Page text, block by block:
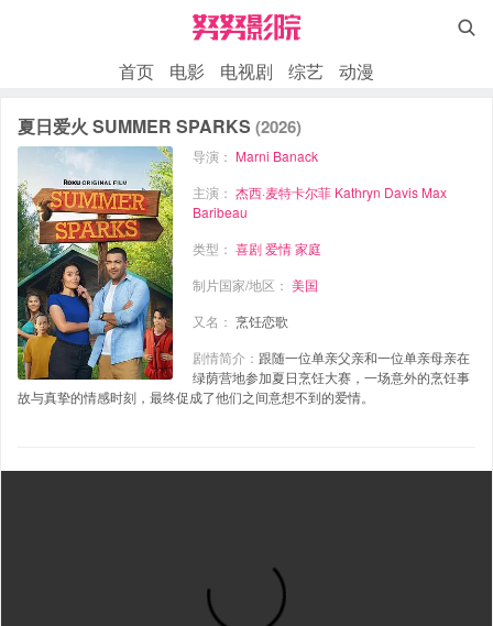

首页 电影 电视剧 综艺 动漫
夏日爱火 SUMMER SPARKS (2026)
导演： Marni Banack
主演：杰西·麦特卡尔菲 Kathryn Davis Max
Baribeau
类型：喜剧 爱情 家庭
制片国家/地区：美国
又名：烹饪恋歌
剧情简介： 跟随一位单亲父亲和一位单亲母亲在
绿荫营地参加夏日烹饪大赛，一场意外的烹饪事
故与真挚的情感时刻，最终促成了他们之间意想不到的爱情。